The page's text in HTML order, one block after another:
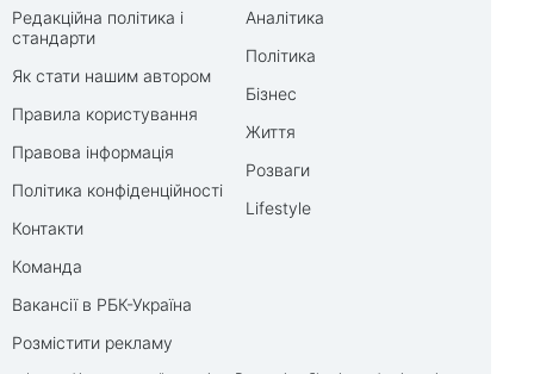
Редакційна політика і
стандарти
Як стати нашим автором
Правила користування
Правова інформація
Політика конфіденційності
Контакти
Команда
Вакансії в РБК-Україна
Розмістити рекламу
Аналітика
Політика
Бізнес
Життя
Розваги
Lifestyle